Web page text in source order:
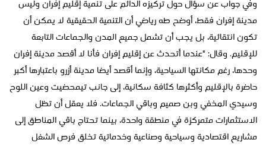
وفي جواب عن سؤال حول تركيزه الدائم على تنمية إقليم إفران وليس
مدينة إفران فقط، أوضح طه رياضي أن التنمية الحقيقية لا يمكن أن
تكون انتقائية، بل يجب أن تشمل جميع المدن والجماعات التابعة
للإقليم. وقال: "عندما أتحدث عن إقليم إفران فأنا لا أقصد مدينة إفران
وحدها، رغم مكانتها السياحية، وإنما أقصد أيضا مدينة أزرو باعتبارها أكبر
حاضرة بالإقليم وأكثرها كثافة سكانية، إلى جانب تيمحضيت وعين اللوح
وسيدي المخفي وبن صميم وباقي الجماعات. فلا يعقل أن تظل
الاستثمارات متمركزة في منطقة واحدة، بينما تحتاج باقي المناطق إلى
مشاريع اقتصادية وسياحية وصناعية وخدماتية تخلق فرص الشغل